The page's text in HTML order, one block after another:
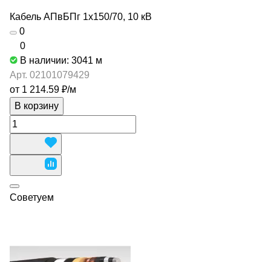
Кабель АПвБПг 1х150/70, 10 кВ
0
0
В наличии: 3041 м
Арт. 02101079429
от 1 214.59 ₽/м
В корзину
Советуем